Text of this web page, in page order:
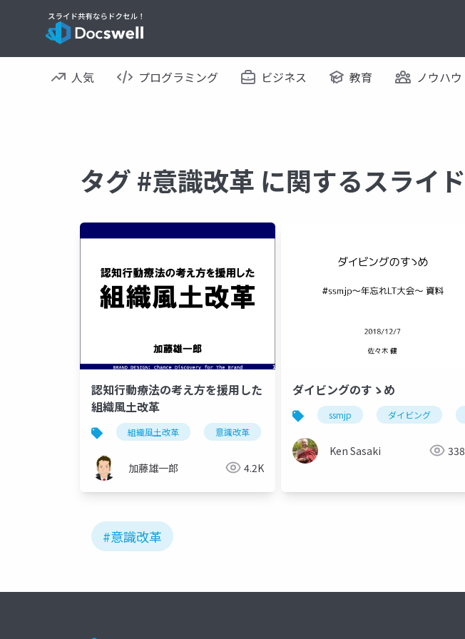
人気 プログラミング ビジネス 教育 ノウハウ
タグ #意識改革 に関するスライド
認知行動療法の考え方を援用した
組織風土改革
組織風土改革 意識改革
加藤雄一郎 4.2K
ダイビングのすゝめ
ssmjp ダイビング
Ken Sasaki 338
#意識改革